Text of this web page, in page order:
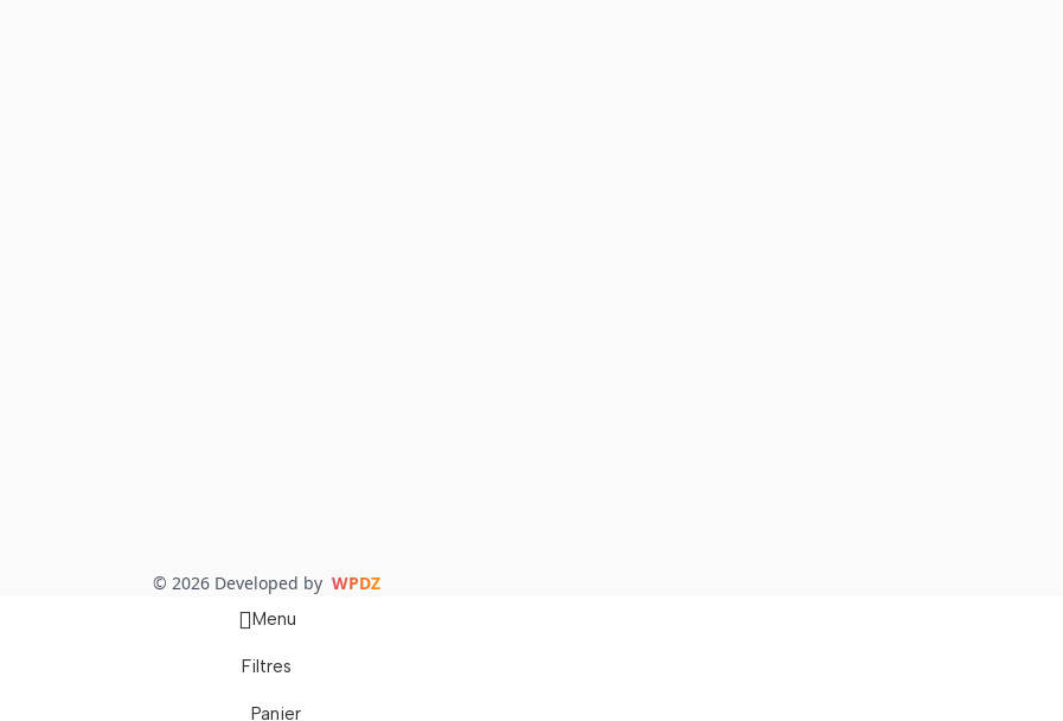
© 2026 Developed by WPDZ
Menu
Filtres
Panier